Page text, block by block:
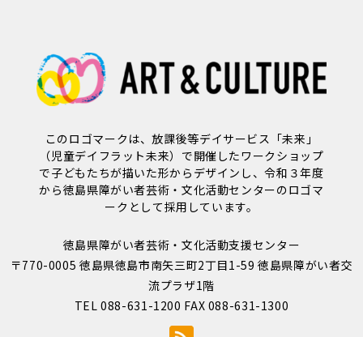
このロゴマークは、放課後等デイサービス「未来」
（児童デイフラット未来）で開催したワークショップ
で子どもたちが描いた形からデザインし、令和３年度
から徳島県障がい者芸術・文化活動センターのロゴマ
ークとして採用しています。
徳島県障がい者芸術・文化活動支援センター
〒770-0005 徳島県徳島市南矢三町2丁目1-59 徳島県障がい者交
流プラザ1階
TEL 088-631-1200 FAX 088-631-1300